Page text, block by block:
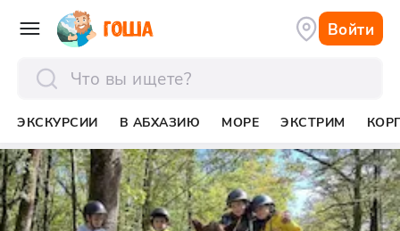
Войти
ЭКСКУРСИИ В АБХАЗИЮ МОРЕ ЭКСТРИМ